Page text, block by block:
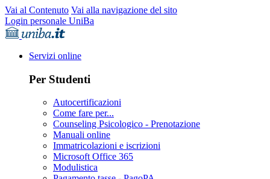
Vai al Contenuto Vai alla navigazione del sito
Login personale UniBa
Servizi online
Per Studenti
Autocertificazioni
Come fare per...
Counseling Psicologico - Prenotazione
Manuali online
Immatricolazioni e iscrizioni
Microsoft Office 365
Modulistica